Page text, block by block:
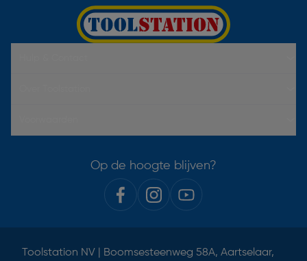
Op de hoogte blijven?
Toolstation NV | Boomsesteenweg 58A, Aartselaar,